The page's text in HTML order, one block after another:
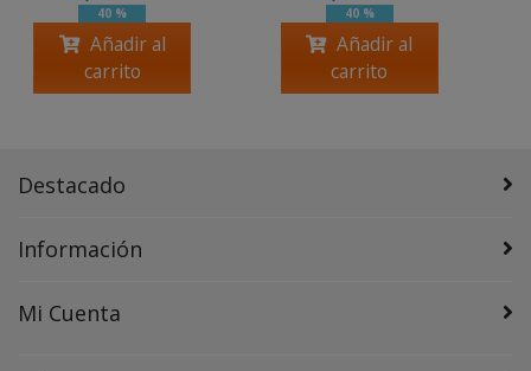
40 %
Añadir al
carrito
40 %
Añadir al
carrito
Destacado
Información
Mi Cuenta